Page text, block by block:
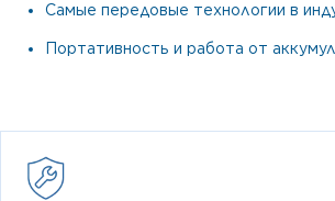
Самые передовые технологии в
Портативность и работа от